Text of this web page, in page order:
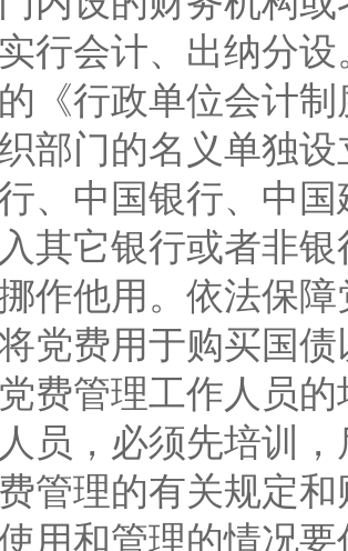
实行会计、出纳分
的《行政单位会计
部门的名义单独
、中国银行、中
入其它银行或者非
作他用。依法保
党费用于购买国
党费管理工作人员
人员，必须先培训
费管理的有关规定
用和管理的情况